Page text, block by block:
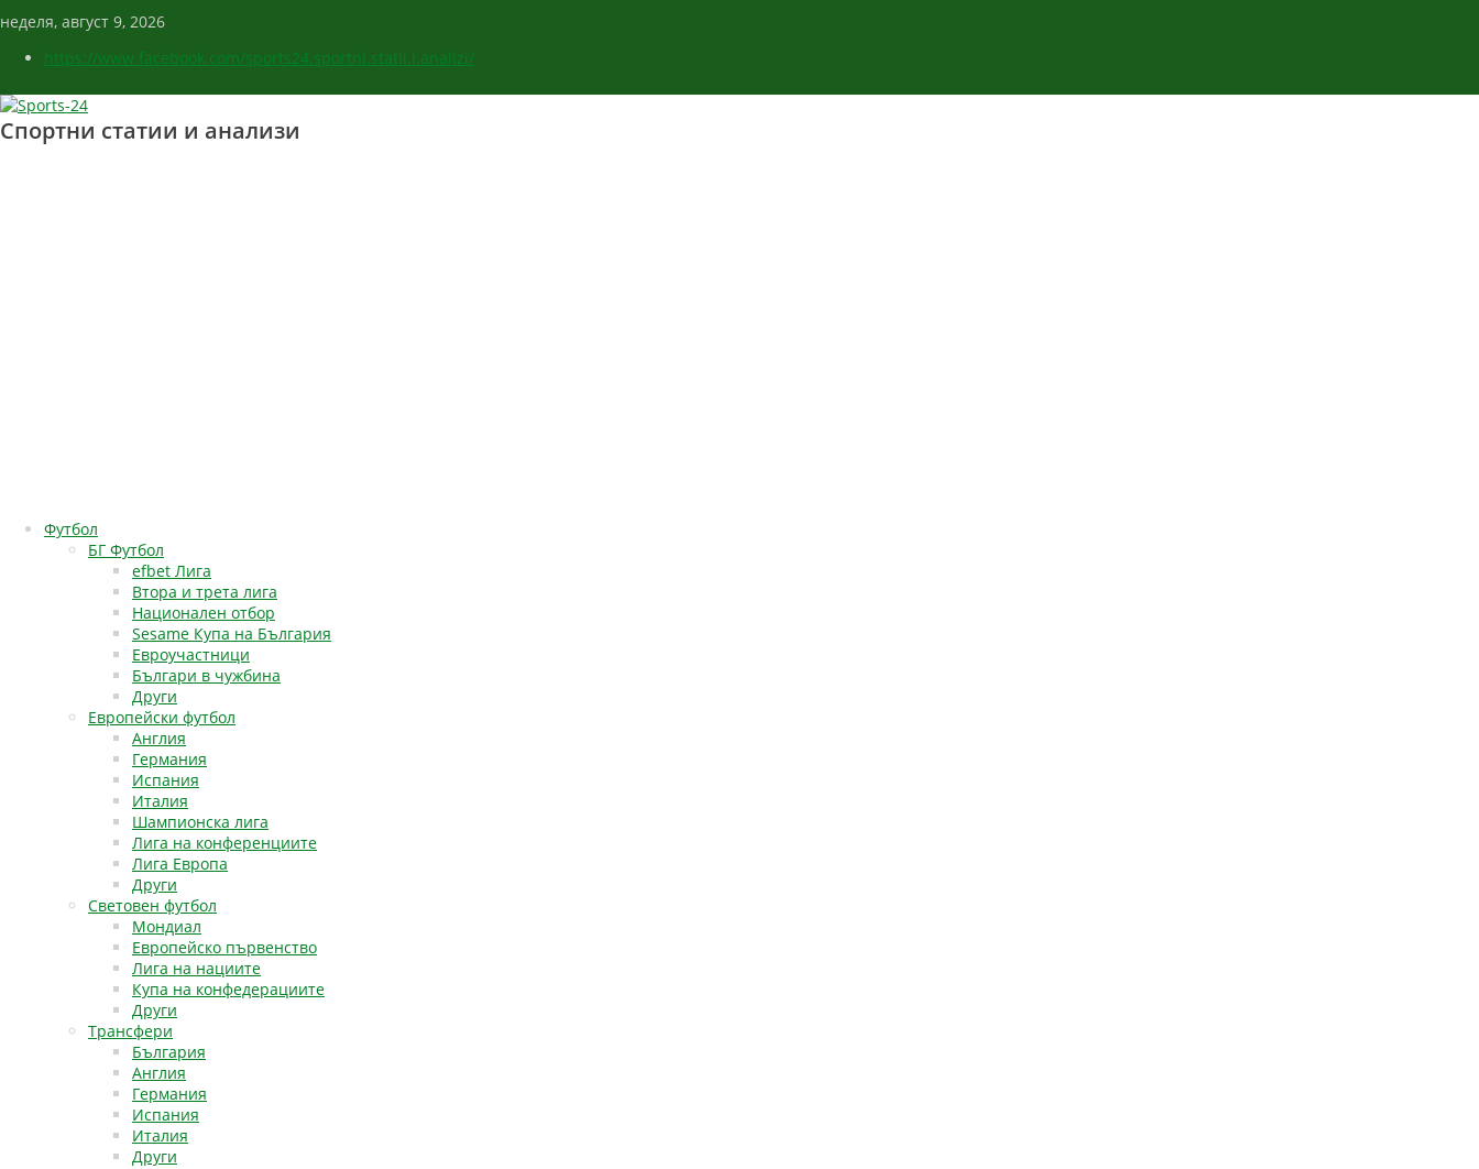
неделя, август 9, 2026
https://www.facebook.com/sports24.sportni.statii.i.analizi/
Спортни статии и анализи
Футбол
БГ Футбол
efbet Лига
Втора и трета лига
Национален отбор
Sesame Купа на България
Евроучастници
Българи в чужбина
Други
Европейски футбол
Англия
Германия
Испания
Италия
Шампионска лига
Лига на конференциите
Лига Европа
Други
Световен футбол
Мондиал
Европейско първенство
Лига на нациите
Купа на конфедерациите
Други
Трансфери
България
Англия
Германия
Испания
Италия
Други